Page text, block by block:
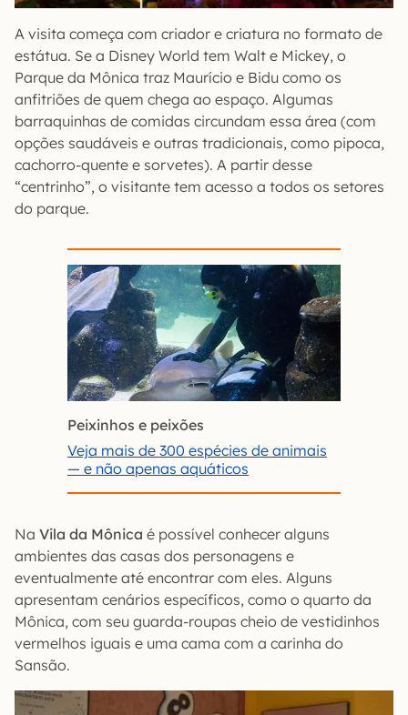
A visita começa com criador e criatura no formato de
estátua. Se a Disney World tem Walt e Mickey, o
Parque da Mônica traz Maurício e Bidu como os
anfitriões de quem chega ao espaço. Algumas
barraquinhas de comidas circundam essa área (com
opções saudáveis e outras tradicionais, como pipoca,
cachorro-quente e sorvetes). A partir desse
“centrinho”, o visitante tem acesso a todos os setores
do parque.
Peixinhos e peixões
Veja mais de 300 espécies de animais
— e não apenas aquáticos
Na Vila da Mônica é possível conhecer alguns
ambientes das casas dos personagens e
eventualmente até encontrar com eles. Alguns
apresentam cenários específicos, como o quarto da
Mônica, com seu guarda-roupas cheio de vestidinhos
vermelhos iguais e uma cama com a carinha do
Sansão.